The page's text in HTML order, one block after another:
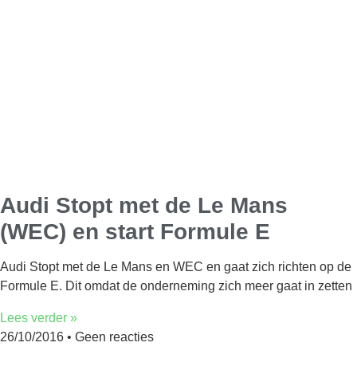
Audi Stopt met de Le Mans
(WEC) en start Formule E
Audi Stopt met de Le Mans en WEC en gaat zich richten op de
Formule E. Dit omdat de onderneming zich meer gaat in zetten
Lees verder »
26/10/2016
Geen reacties